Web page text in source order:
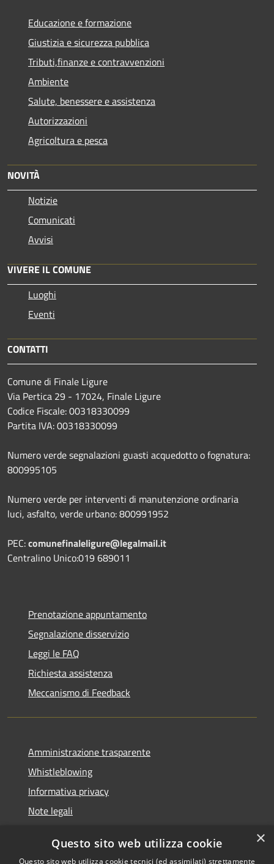
Educazione e formazione
Giustizia e sicurezza pubblica
Tributi,finanze e contravvenzioni
Ambiente
Salute, benessere e assistenza
Autorizzazioni
Agricoltura e pesca
NOVITÀ
Notizie
Comunicati
Avvisi
VIVERE IL COMUNE
Luoghi
Eventi
CONTATTI
Comune di Finale Ligure
Via Pertica 29 - 17024, Finale Ligure
Codice Fiscale: 00318330099
Partita IVA: 00318330099
Numero verde segnalazioni guasti acquedotto o fognatura:
800995105
Numero verde per interventi di manutenzione ordinaria
luci, asfalto, verde urbano: 800991952
PEC:comunefinaleligure@legalmail.it
Centralino Unico:019 689011
Prenotazione appuntamento
Segnalazione disservizio
Leggi le FAQ
Richiesta assistenza
Meccanismo di Feedback
Amministrazione trasparente
Whistleblowing
Informativa privacy
Note legali
Segnalazioni di inaccessibilità
×
Questo sito web utilizza cookie
Questo sito web utilizza cookie tecnici (ed assimilati) strettamente